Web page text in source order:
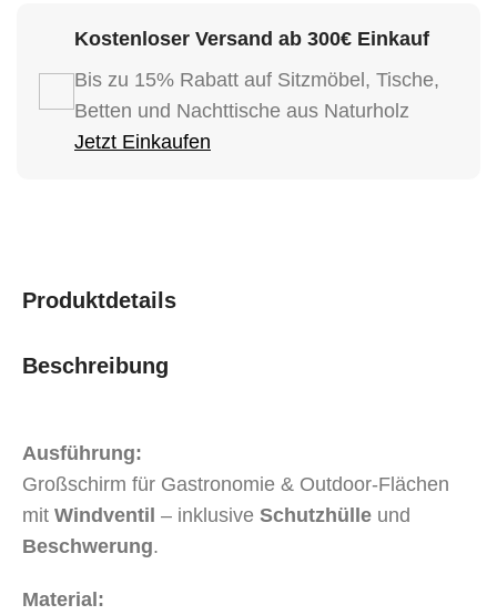
Kostenloser Versand ab 300€ Einkauf
Bis zu 15% Rabatt auf Sitzmöbel, Tische,
Betten und Nachttische aus Naturholz
Jetzt Einkaufen
Produktdetails
Beschreibung
Ausführung:
Großschirm für Gastronomie & Outdoor-Flächen
mit Windventil – inklusive Schutzhülle und
Beschwerung.
Material: